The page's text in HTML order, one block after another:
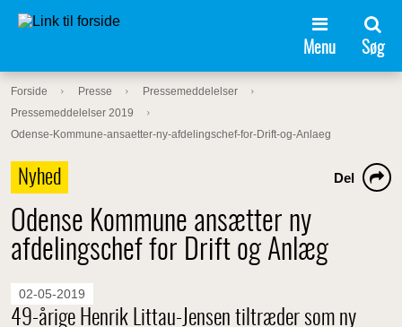
Menu Søg
Forside Presse
Pressemeddelelser
Pressemeddelelser 2019
Odense-Kommune-ansaetter-ny-afdelingschef-for-Drift-og-Anlaeg
Nyhed
Odense Kommune ansætter ny
afdelingschef for Drift og Anlæg
Del
02-05-2019
49-årige Henrik Littau-Jensen tiltræder som ny